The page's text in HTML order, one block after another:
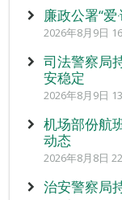
廉政公署“
2026年8月9日
司法警察局
安稳定
2026年8月9日
机场部份航
动态
2026年8月8日
治安警察局